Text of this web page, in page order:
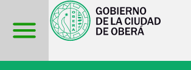
contenido